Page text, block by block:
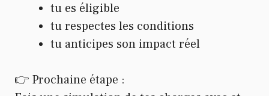
tu es éligible
tu respectes les conditions
tu anticipes son impact réel
👉 Prochaine étape :